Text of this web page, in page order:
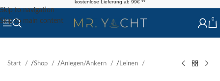
Skip to navigation
Skip to main content
kostenlose Lieferung ab 99€ **
0
Start /Shop /Anlegen/Ankern / Leinen